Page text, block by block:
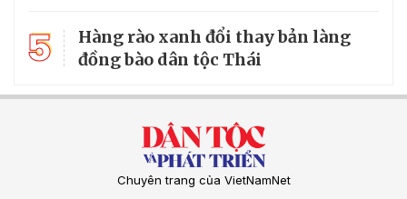
5
Hàng rào xanh đổi thay bản làng
đồng bào dân tộc Thái
Chuyên trang của VietNamNet